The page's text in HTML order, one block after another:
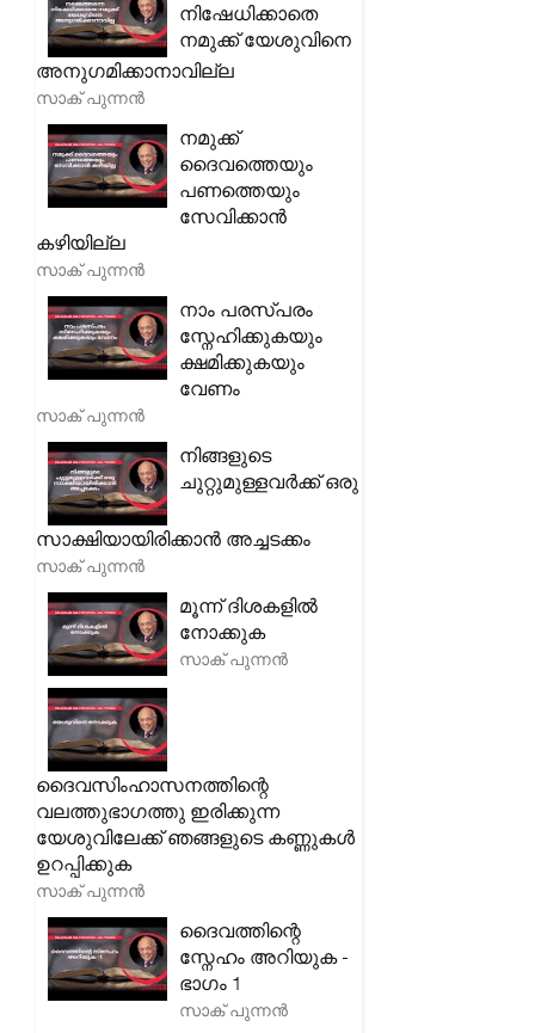
നിഷേധിക്കാതെ
നമുക്ക് യേശുവിനെ
അനുഗമിക്കാനാവില്ല
സാക് പുന്നൻ
നമുക്ക്
ദൈവത്തെയും
പണത്തെയും
സേവിക്കാൻ
കഴിയില്ല
സാക് പുന്നൻ
നാം പരസ്പരം
സ്നേഹിക്കുകയും
ക്ഷമിക്കുകയും
വേണം
സാക് പുന്നൻ
നിങ്ങളുടെ
ചുറ്റുമുള്ളവർക്ക് ഒരു
സാക്ഷിയായിരിക്കാൻ അച്ചടക്കം
സാക് പുന്നൻ
മൂന്ന് ദിശകളിൽ
നോക്കുക
സാക് പുന്നൻ
ദൈവസിംഹാസനത്തിന്റെ
വലത്തുഭാഗത്തു ഇരിക്കുന്ന
യേശുവിലേക്ക് ഞങ്ങളുടെ കണ്ണുകൾ
ഉറപ്പിക്കുക
സാക് പുന്നൻ
ദൈവത്തിന്റെ
സ്നേഹം അറിയുക -
ഭാഗം 1
സാക് പുന്നൻ